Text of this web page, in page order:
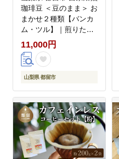
珈琲豆 ＜豆のまま＞ お
まかせ２種類【バンカ
ム・ツル】｜煎りたて
コーヒー 直送 老舗 本
格派 喫茶店 プレゼント
お祝い 贈答用 水蒸気焙
み 芳醇 リフレッシュ
カフェイン 高級 マイル
ドブレンド ケニア サン
トス モカ マンデリン
カフェ
11,000円
山梨県 都留市